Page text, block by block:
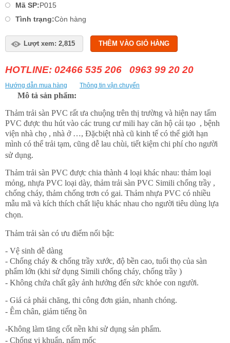
Mã SP:P015
Tình trạng:Còn hàng
Lượt xem: 2,815 THÊM VÀO GIỎ HÀNG
HOTLINE: 02466 535 206 0963 99 20 20
Hướng dẫn mua hàng Thông tin vận chuyển
Mô tả sản phẩm:
Thảm trải sàn PVC rất ưa chuộng trên thị trường và hiện nay tấm
PVC được thu hút vào các trung cư mili hay căn hộ cải tạo , bệnh
viện nhà chọ , nhà ở …, Đặcbiệt nhà cũ kinh tế có thể giới hạn
mình có thể trải tạm, cũng dễ lau chùi, tiết kiệm chi phí cho người
sử dụng.
Thảm trải sàn PVC được chia thành 4 loại khác nhau: thảm loại
mỏng, nhựa PVC loại dày, thảm trải sàn PVC Simili chống trầy ,
chống cháy, thảm chống trơn có gai. Thảm nhựa PVC có nhiều
mẫu mã và kích thích chất liệu khác nhau cho người tiêu dùng lựa
chọn.
Thảm trải sàn có ưu điểm nổi bật:
- Vệ sinh dễ dàng
- Chống cháy & chống trầy xước, độ bền cao, tuổi thọ của sàn
phẩm lớn (khi sử dụng Simili chống cháy, chống trầy )
- Không chứa chất gây ảnh hưởng đến sức khỏe con người.
- Giá cả phải chăng, thi công đơn giản, nhanh chóng.
- Êm chân, giảm tiếng ồn
-Không làm tăng cốt nền khi sử dụng sản phẩm.
- Chống vi khuẩn, nấm mốc